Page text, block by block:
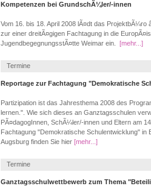
Kompetenzen bei GrundschÃ¼ler/-innen
Vom 16. bis 18. April 2008 lÃ¤dt das
zur einer dreitÃ¤gigen Fachtagung in die
JugendbegegnungsstÃ¤tte Weimar ein.
[mehr...]
Termine
Reportage zur Fachtagung "Demokratische
Partizipation ist das Jahresthema 2008 des
lernen.". Wie sich dieses an Ganztagsschulen
PÃ¤dagogInnen, SchÃ¼ler/-innen und Eltern am
Fachtagung "Demokratische Schulentwicklung" in
Augsburg finden Sie hier [mehr...]
Termine
Ganztagsschulwettbewerb zum Thema